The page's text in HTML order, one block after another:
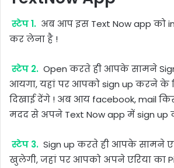
स्टेप 1. अब आप इस Text Now app को
कर लेना है !
स्टेप 2. Open करते ही आपके सामने
आयगा, यहां पर आपको sign up करने के
दिखाई देंगे ! अब आय facebook, mail
मदद से अपने Text Now app में sign up
स्टेप 3. Sign up करते ही आपके सामने
खुलेगी, जहां पर आपको अपने एरिया का